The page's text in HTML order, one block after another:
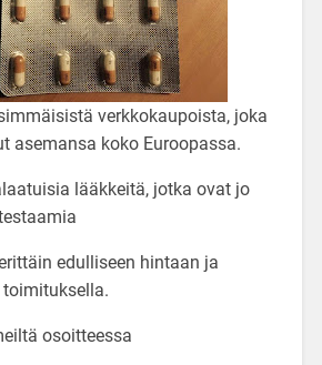
verkkokaupoista, joka
asemansa koko Euroopassa.
lääkkeitä, jotka ovat jo
edulliseen hintaan ja
osoitteessa